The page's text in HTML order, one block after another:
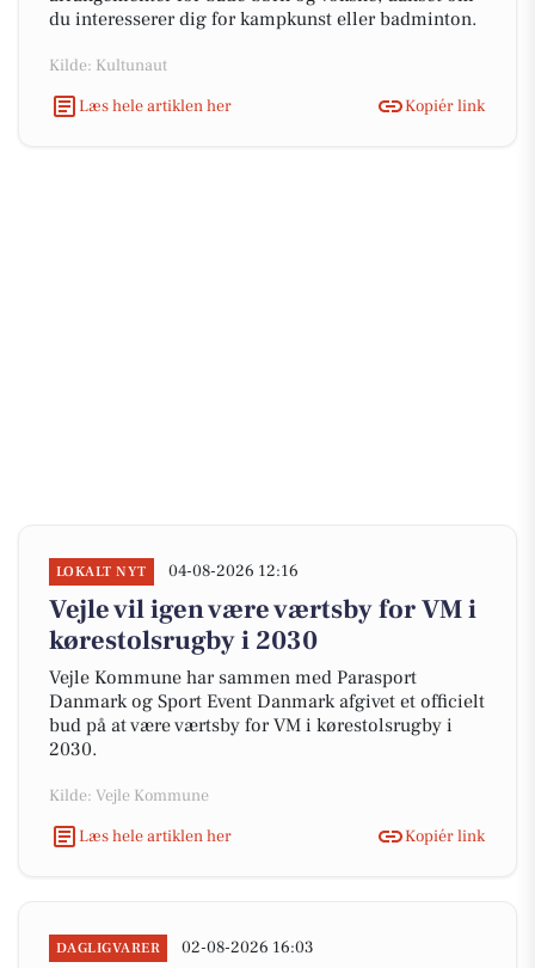
du interesserer dig for kampkunst eller badminton.
Kilde: Kultunaut
Læs hele artiklen her
Kopiér link
LOKALT NYT 04-08-2026 12:16
Vejle vil igen være værtsby for VM i
kørestolsrugby i 2030
Vejle Kommune har sammen med Parasport
Danmark og Sport Event Danmark afgivet et officielt
bud på at være værtsby for VM i kørestolsrugby i
2030.
Kilde: Vejle Kommune
Læs hele artiklen her
Kopiér link
DAGLIGVARER 02-08-2026 16:03